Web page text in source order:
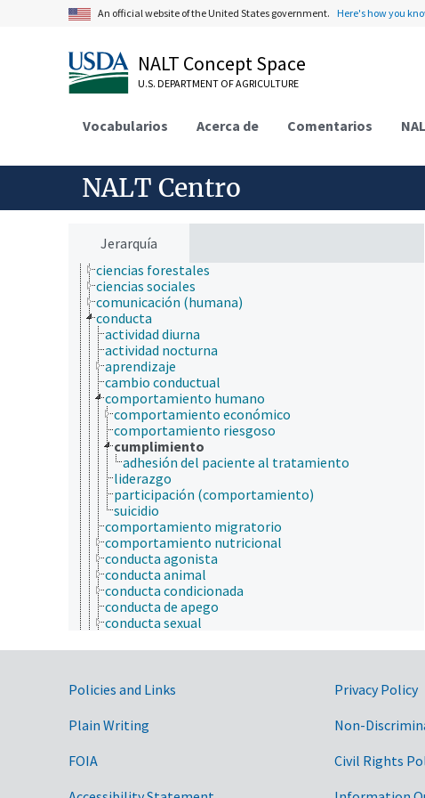
An official website of the United States government. Here's how you
NALT Concept Space
U.S. DEPARTMENT OF AGRICULTURE
Vocabularios Acerca de Comentarios
NALT Centro
Jerarquía
biología molecular
cartografía
ciencia ambiental
ciencia animal
ciencia de la nutrición
ciencia del sistema terrestre
ciencia y tecnología geoespaciales
ciencias atmosféricas
ciencias del mar
ciencias forestales
ciencias sociales
comunicación (humana)
conducta
actividad diurna
actividad nocturna
aprendizaje
cambio conductual
comportamiento humano
comportamiento económico
comportamiento riesgoso
cumplimiento
adhesión del paciente al tratamiento
liderazgo
participación (comportamiento)
suicidio
comportamiento migratorio
comportamiento nutricional
conducta agonista
conducta animal
conducta condicionada
conducta de apego
conducta sexual
motivación
resolución de problemas
temperamento
cultura y humanidades
ecología humana
Government Links
Policies and Links
Plain Writing
FOIA
Privacy Policy
Non-
Civil Rights